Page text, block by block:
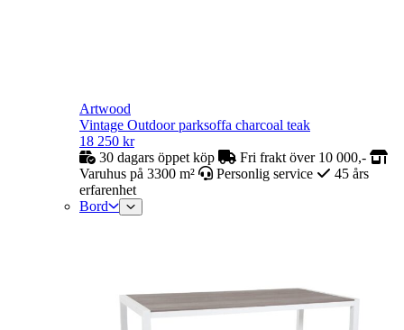
Artwood
Vintage Outdoor parksoffa charcoal teak
18 250 kr
30 dagars öppet köp
Fri frakt över 10 000,-
Varuhus på 3300 m²
Personlig service
45 års
erfarenhet
Bord